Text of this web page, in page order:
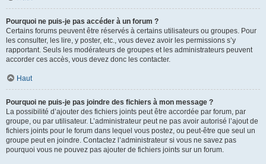
Pourquoi ne puis-je pas accéder à un forum ?
Certains forums peuvent être réservés à certains utilisateurs ou groupes. Pour
les consulter, les lire, y poster, etc., vous devez avoir les permissions s’y
rapportant. Seuls les modérateurs de groupes et les administrateurs peuvent
accorder ces accès, vous devez donc les contacter.
Haut
Pourquoi ne puis-je pas joindre des fichiers à mon message ?
La possibilité d’ajouter des fichiers joints peut être accordée par forum, par
groupe, ou par utilisateur. L’administrateur peut ne pas avoir autorisé l’ajout de
fichiers joints pour le forum dans lequel vous postez, ou peut-être que seul un
groupe peut en joindre. Contactez l’administrateur si vous ne savez pas
pourquoi vous ne pouvez pas ajouter de fichiers joints sur un forum.